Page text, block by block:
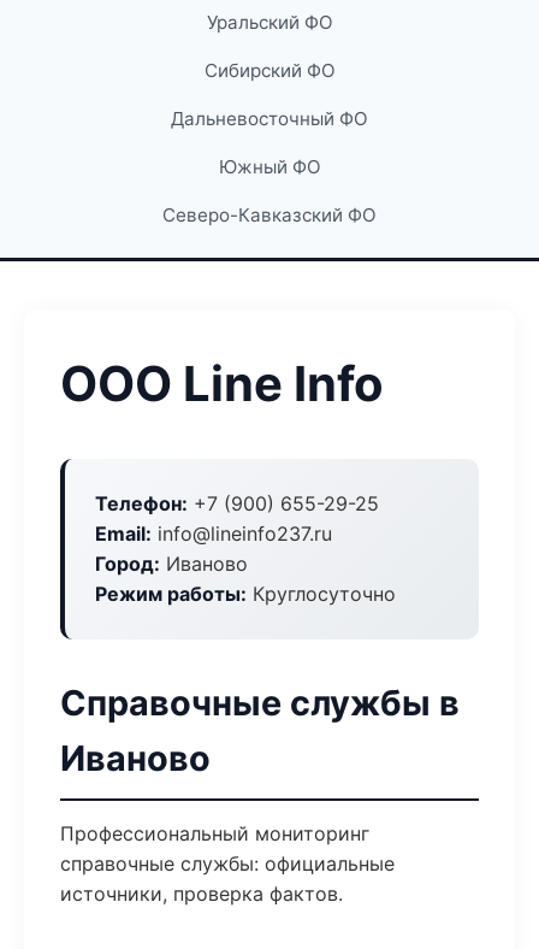
Уральский ФО
Сибирский ФО
Дальневосточный ФО
Южный ФО
Северо-Кавказский ФО
ООО Line Info
Телефон: +7 (900) 655-29-25
Email: info@lineinfo237.ru
Город: Иваново
Режим работы: Круглосуточно
Справочные службы в
Иваново
Профессиональный мониторинг
справочные службы: официальные
источники, проверка фактов.